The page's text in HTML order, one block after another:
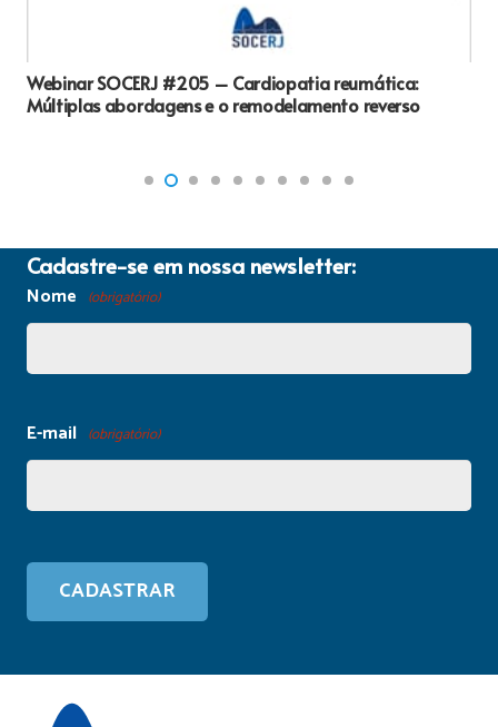
Webinar SOCERJ #205 – Cardiopatia reumática:
Múltiplas abordagens e o remodelamento reverso
Cadastre-se em nossa newsletter:
Nome (obrigatório)
E-mail (obrigatório)